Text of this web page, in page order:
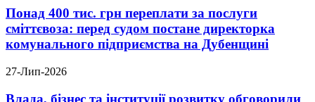
Понад 400 тис. грн переплати за послуги
сміттєвоза: перед судом постане директорка
комунального підприємства на Дубенщині
27-Лип-2026
Влада, бізнес та інституції розвитку обговорили